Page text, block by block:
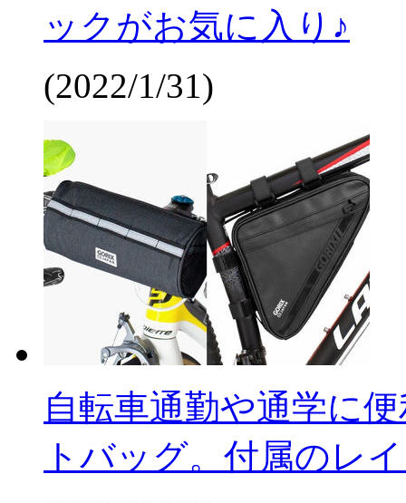
ックがお気に入り♪
(2022/1/31)
自転車通勤や通学に
トバッグ。付属のレ